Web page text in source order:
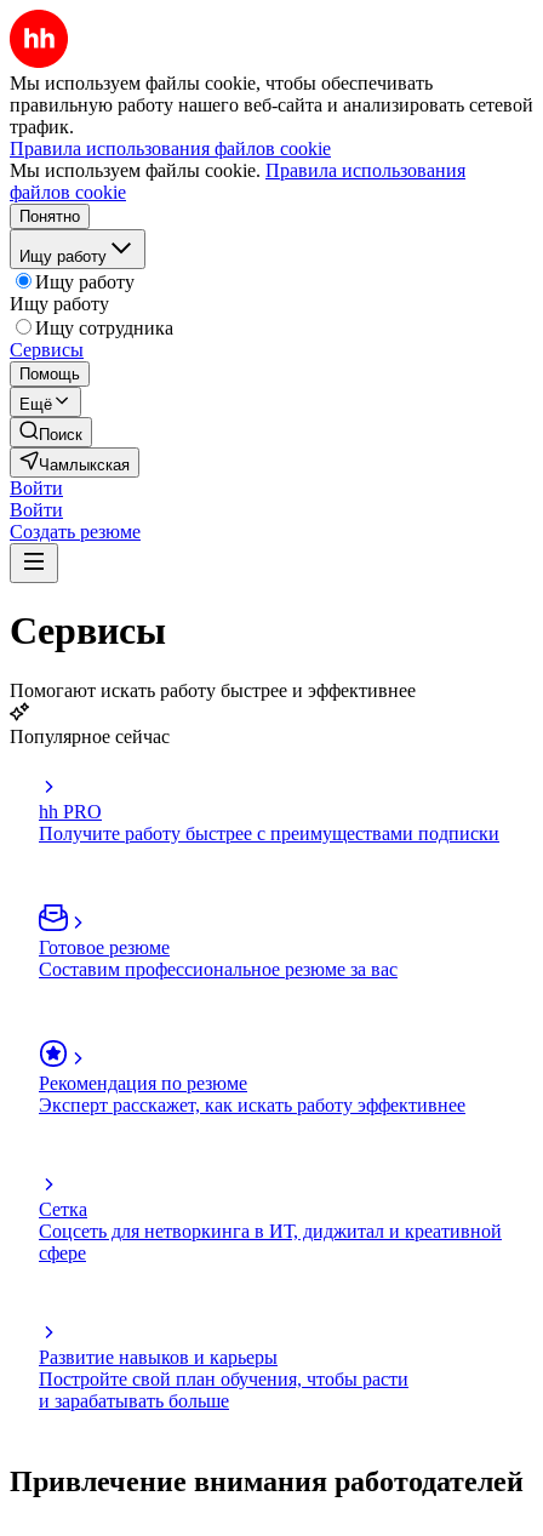
Мы используем файлы cookie, чтобы обеспечивать
правильную работу нашего веб-сайта и анализировать сетевой
трафик.
Правила использования файлов cookie
Мы используем файлы cookie. Правила использования
файлов cookie
Понятно
Ищу работу
Ищу работу
Ищу работу
Ищу сотрудника
Сервисы
Помощь
Ещё
Поиск
Чамлыкская
Войти
Войти
Создать резюме
Сервисы
Помогают искать работу быстрее и эффективнее
Популярное сейчас
hh PRO
Получите работу быстрее с преимуществами подписки
Готовое резюме
Составим профессиональное резюме за вас
Рекомендация по резюме
Эксперт расскажет, как искать работу эффективнее
Сетка
Соцсеть для нетворкинга в ИТ, диджитал и креативной
сфере
Развитие навыков и карьеры
Постройте свой план обучения, чтобы расти
и зарабатывать больше
Привлечение внимания работодателей